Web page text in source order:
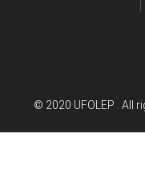
© 2020 UFOLEP . All